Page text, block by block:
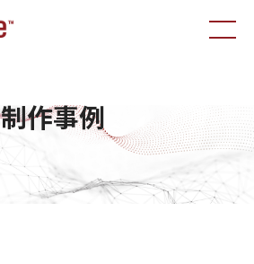
制作事例